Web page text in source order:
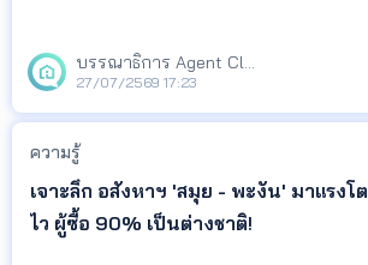
บรรณาธิการ Agent Club
27/07/2569 17:23
ความรู้
เจาะลึก อสังหาฯ 'สมุย - พะงัน' มาแรงโต
ไว ผู้ซื้อ 90% เป็นต่างชาติ!